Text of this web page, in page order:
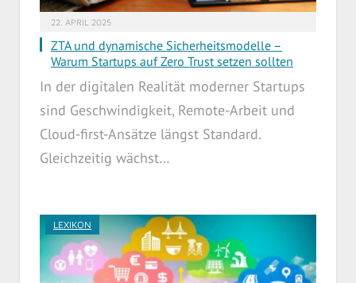
22. APRIL 2025
ZTA und dynamische Sicherheitsmodelle –
Warum Startups auf Zero Trust setzen sollten
In der digitalen Realität moderner Startups
sind Geschwindigkeit, Remote-Arbeit und
Cloud-first-Ansätze längst Standard.
Gleichzeitig wächst…
LEXIKON